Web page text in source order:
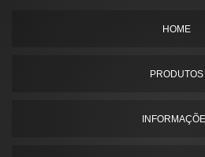
HOME
PRODUTOS